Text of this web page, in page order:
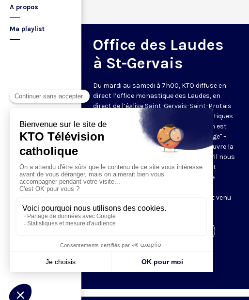
A propos
Ma playlist
Office des Laudes
à St-Gervais
Du mardi au samedi à 7h00, KTO diffuse en
direct l’office monastique des Laudes, en
direct de l’église Saint-Gervais-Saint-Protais
(Paris IVe), avec les Fraternités Monastiques
de Jérusalem. Les Laudes – dont le nom est
dérivé du terme latin qui signifie "louange" –
sont d’abord la prière de louange qui ouvre la
journée pour remercier Dieu du don qu’il nous
fait de ce jour nouveau, et le placer tout
entier sous son regard. Mais son heure
Résurrection du Seigneur, "soleil levant venu
nous visiter" (Lc 1,28).